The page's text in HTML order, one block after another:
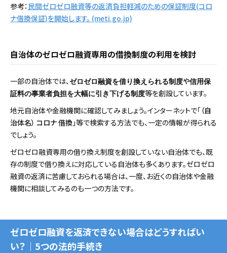
参考： 民間ゼロゼロ融資等の返済負担軽減のための保証制度(コロ
ナ借換保証)を開始します。 (meti.go.jp)
自治体のゼロゼロ融資専用の借換制度の利用を検討
一部の自治体では、 ゼロゼロ融資を借り換えられる制度や信用保
証料の事業者負担を大幅に引き下げる制度等を創設しています。
地元自治体や金融機関に確認してみましょう。インターネットで「（自
治体名） コロナ 借換 」等で検索する方法でも、一定の情報が得られる
でしょう。
ゼロゼロ融資専用の借り換え制度を創設していない自治体でも、既
存の制度で借り換えに対応している自治体も多くあります。ゼロゼロ
融資の返済に苦慮しておられる場合は、一度、お近くの自治体や金融
機関に相談してみるのも一つの方法です。
ゼロゼロ融資を返済できない場合はどうすればい
い？｜5つの法的手続き